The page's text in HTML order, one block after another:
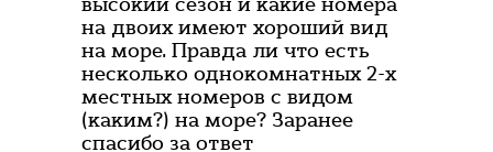
на двоих имеют хороший вид
на море. Правда ли что есть
несколько однокомнатных 2-х
местных номеров с видом
(каким?) на море? Заранее
спасибо за ответ